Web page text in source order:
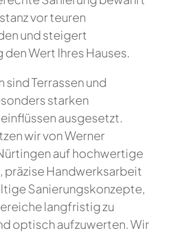
vor teuren
und steigert
Wert Ihres Hauses.
sind Terrassen und
starken
ausgesetzt.
wir von Werner
auf hochwertige
präzise Handwerksarbeit
Sanierungskonzepte,
langfristig zu
optisch aufzuwerten. Wir